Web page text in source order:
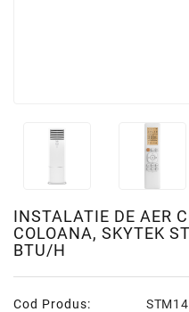
INSTALATIE DE AER
COLOANA, SKYTEK
BTU/H
Cod Produs: